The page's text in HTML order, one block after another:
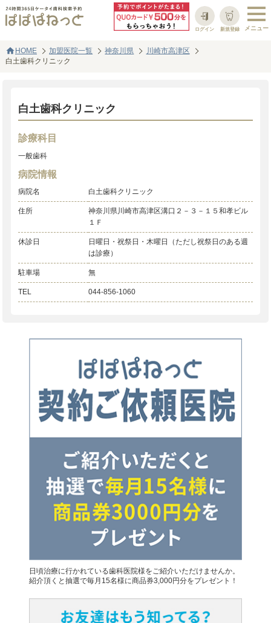
新規登録
ログイン
home HOME 加盟医院一覧 神奈川県
川崎市高津区
白土歯科クリニック
白土歯科クリニック
診療科目
一般歯科
病院情報
病院名 白土歯科クリニック
住所
神奈川県川崎市高津区溝口２－３－１５和孝ビル
１Ｆ
休診日
日曜日・祝祭日・木曜日（ただし祝祭日のある週
は診療）
駐車場 無
TEL 044-856-1060
日頃治療に行かれている歯科医院様をご紹介いただけませんか。
紹介頂くと抽選で毎月15名様に商品券3,000円分をプレゼント！